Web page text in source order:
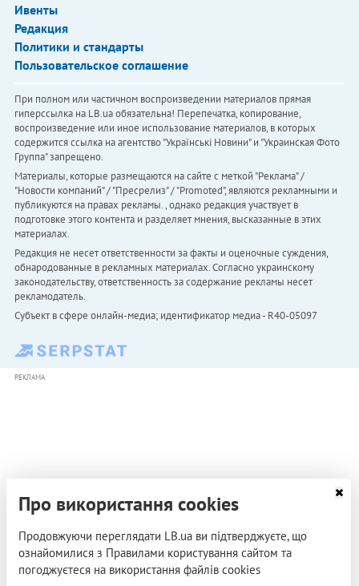
Ивенты
Редакция
Политики и стандарты
Пользовательское соглашение
При полном или частичном воспроизведении материалов прямая
гиперссылка на LB.ua обязательна! Перепечатка, копирование,
воспроизведение или иное использование материалов, в которых
содержится ссылка на агентство "Українськi Новини" и "Украинская Фото
Группа" запрещено.
Материалы, которые размещаются на сайте с меткой "Реклама" /
"Новости компаний" / "Пресрелиз" / "Promoted", являются рекламными и
публикуются на правах рекламы. , однако редакция участвует в
подготовке этого контента и разделяет мнения, высказанные в этих
материалах.
Редакция не несет ответственности за факты и оценочные суждения,
обнародованные в рекламных материалах. Согласно украинскому
законодательству, ответственность за содержание рекламы несет
рекламодатель.
Субъект в сфере онлайн-медиа; идентификатор медиа - R40-05097
РЕКЛАМА
Про використання cookies
Продовжуючи переглядати LB.ua ви підтверджуєте, що
ознайомилися з Правилами користування сайтом та
погоджуєтеся на використання файлів cookies